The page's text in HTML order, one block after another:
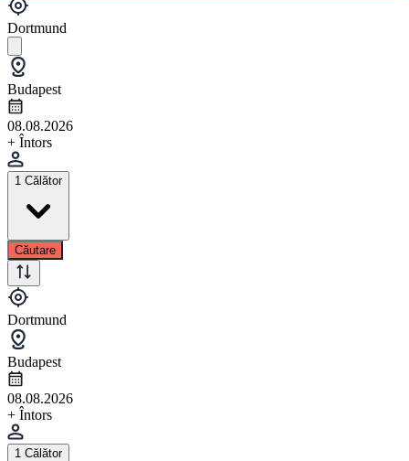
Dortmund
Budapest
08.08.2026
+ Întors
1 Călător
Căutare
Dortmund
Budapest
08.08.2026
+ Întors
1 Călător